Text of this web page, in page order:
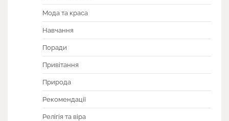
Мода та краса
Навчання
Поради
Привітання
Природа
Рекомендації
Релігія та віра